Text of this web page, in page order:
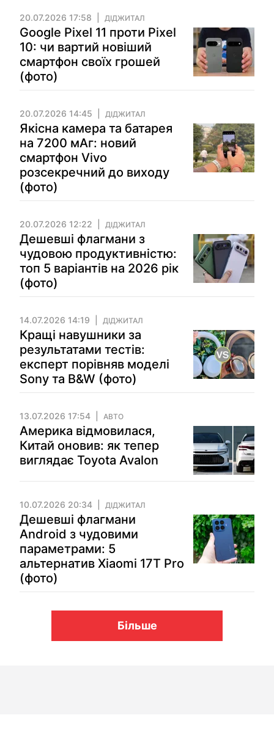
20.07.2026 17:58 ДІДЖИТАЛ
Google Pixel 11 проти Pixel
10: чи вартий новіший
смартфон своїх грошей
(фото)
20.07.2026 14:45 ДІДЖИТАЛ
Якісна камера та батарея
на 7200 мАг: новий
смартфон Vivo
розсекречний до виходу
(фото)
20.07.2026 12:22 ДІДЖИТАЛ
Дешевші флагмани з
чудовою продуктивністю:
топ 5 варіантів на 2026 рік
(фото)
14.07.2026 14:19 ДІДЖИТАЛ
Кращі навушники за
результатами тестів:
експерт порівняв моделі
Sony та B&W (фото)
13.07.2026 17:54 АВТО
Америка відмовилася,
Китай оновив: як тепер
виглядає Toyota Avalon
10.07.2026 20:34 ДІДЖИТАЛ
Дешевші флагмани
Android з чудовими
параметрами: 5
альтернатив Xiaomi 17T Pro
(фото)
Більше